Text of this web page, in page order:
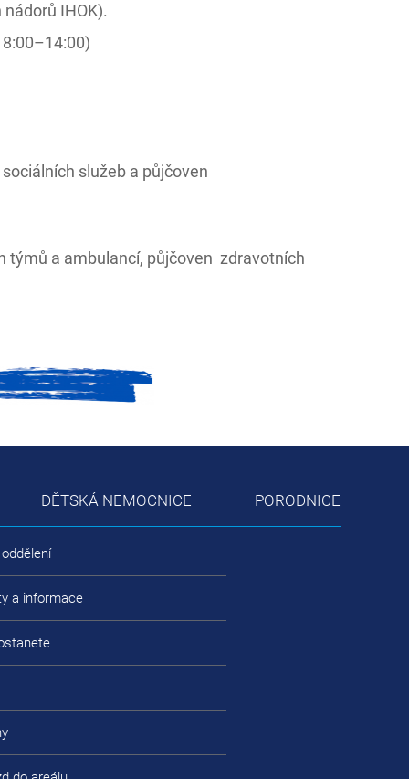
IHOK).
služeb a půjčoven
týmů a ambulancí, půjčoven zdravotních
DĚTSKÁ NEMOCNICE PORODNICE
a informace